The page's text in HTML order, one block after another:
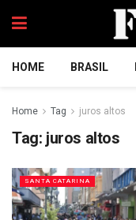
HOME BRASIL
Home Tag juros altos
Tag: juros altos
SANTA CATARINA